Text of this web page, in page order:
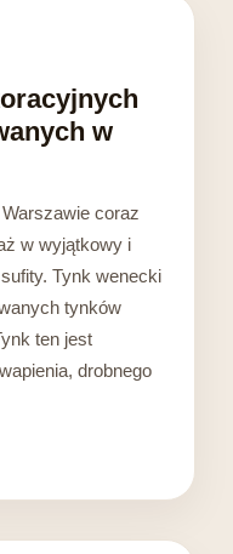
w
coraz
w wyjątkowy i
Tynk wenecki
tynków
ten jest
drobnego